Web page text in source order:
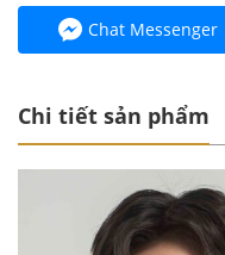
Chat Messenger
Chi tiết sản phẩm